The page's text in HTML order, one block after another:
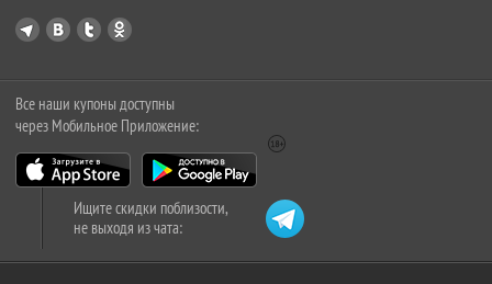
Все наши купоны доступны
через Мобильное Приложение:
Ищите скидки поблизости,
не выходя из чата: